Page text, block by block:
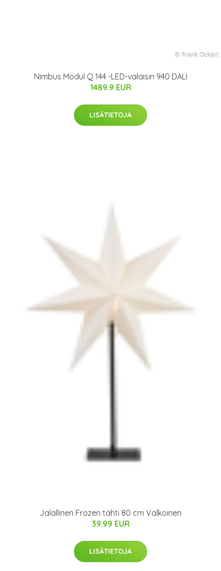
Nimbus Modul Q 144 -LED-valaisin 940 DALI
1489.9 EUR
LISÄTIETOJA
Jalallinen Frozen tähti 80 cm Valkoinen
39.99 EUR
LISÄTIETOJA